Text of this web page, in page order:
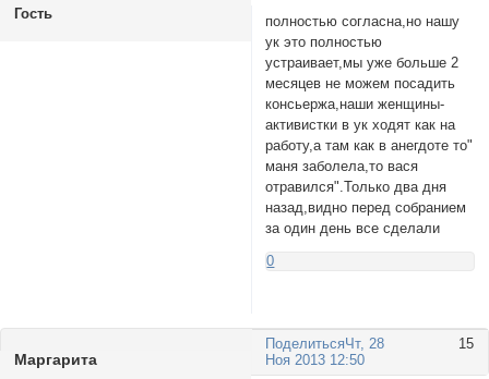
Гость
полностью согласна,но нашу
ук это полностью
устраивает,мы уже больше 2
месяцев не можем посадить
консьержа,наши женщины-
активистки в ук ходят как на
работу,а там как в анегдоте то"
маня заболела,то вася
отравился".Только два дня
назад,видно перед собранием
за один день все сделали
0
Поделиться 15
Чт, 28
Ноя 2013 12:50
Маргаритa